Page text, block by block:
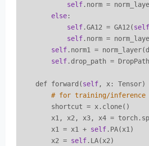
self.norm =
else:
self.GA12 = GA12(self
self.norm =
self.norm1 =
self.drop_path =
    def forward(
self, x: Tensor)
# for training/inference
        shortcut = x.clone()
x1, x2, x3, x4 =
        x1 = x1 +
self.PA(x1)
        x2 =
self.LA(x2)